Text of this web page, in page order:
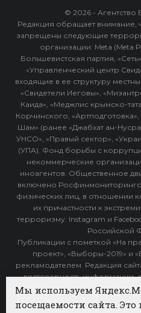
© 2026 - Агентство
Редакция обращает внимание,
запрещены следующие
организации: Meta (Meta
Большевистская партия,
«Управленческий центр
входящие в ее структуру
«Свидетели Иеговы»,
Каида», «Меджлис крымско-
Корчинского,
Шам» (ранее «Джабхат ан-
УНСО», «Правый сектор»,
(УПА). Фонд борьбы с
некоммерческие
иноагентов. Общественное
включено
физических лиц, в отношении
их причастности к
терроризму. Instagram и
Российской
Публикации с пометкой «На
проект», «Выборы-2019» и
рекламодателем. Редакция
достоверность информации,
Мы используем
посещаемости сайта. Это